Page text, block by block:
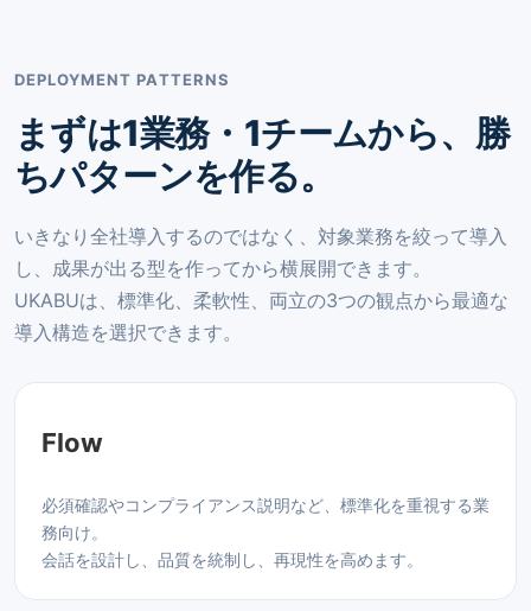
DEPLOYMENT PATTERNS
まずは1業務・1チームから、勝
ちパターンを作る。
いきなり全社導入するのではなく、対象業務を絞って導入
し、成果が出る型を作ってから横展開できます。
UKABUは、標準化、柔軟性、両立の3つの観点から最適な
導入構造を選択できます。
Flow
必須確認やコンプライアンス説明など、標準化を重視する業
務向け。
会話を設計し、品質を統制し、再現性を高めます。